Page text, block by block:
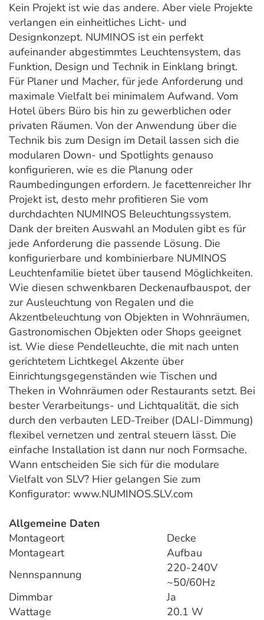
Kein Projekt ist wie das andere. Aber viele Projekte
verlangen ein einheitliches Licht- und
Designkonzept. NUMINOS ist ein perfekt
aufeinander abgestimmtes Leuchtensystem, das
Funktion, Design und Technik in Einklang bringt.
Für Planer und Macher, für jede Anforderung und
maximale Vielfalt bei minimalem Aufwand. Vom
Hotel übers Büro bis hin zu gewerblichen oder
privaten Räumen. Von der Anwendung über die
Technik bis zum Design im Detail lassen sich die
modularen Down- und Spotlights genauso
konfigurieren, wie es die Planung oder
Raumbedingungen erfordern. Je facettenreicher Ihr
Projekt ist, desto mehr profitieren Sie vom
durchdachten NUMINOS Beleuchtungssystem.
Dank der breiten Auswahl an Modulen gibt es für
jede Anforderung die passende Lösung. Die
konfigurierbare und kombinierbare NUMINOS
Leuchtenfamilie bietet über tausend Möglichkeiten.
Wie diesen schwenkbaren Deckenaufbauspot, der
zur Ausleuchtung von Regalen und die
Akzentbeleuchtung von Objekten in Wohnräumen,
Gastronomischen Objekten oder Shops geeignet
ist. Wie diese Pendelleuchte, die mit nach unten
gerichtetem Lichtkegel Akzente über
Einrichtungsgegenständen wie Tischen und
Theken in Wohnräumen oder Restaurants setzt. Bei
bester Verarbeitungs- und Lichtqualität, die sich
durch den verbauten LED-Treiber (DALI-Dimmung)
flexibel vernetzen und zentral steuern lässt. Die
einfache Installation ist dann nur noch Formsache.
Wann entscheiden Sie sich für die modulare
Vielfalt von SLV? Hier gelangen Sie zum
Konfigurator: www.NUMINOS.SLV.com
Allgemeine Daten
Montageort
Decke
Montageart
Aufbau
Nennspannung
220-240V
~50/60Hz
Dimmbar
Ja
Wattage
20.1 W